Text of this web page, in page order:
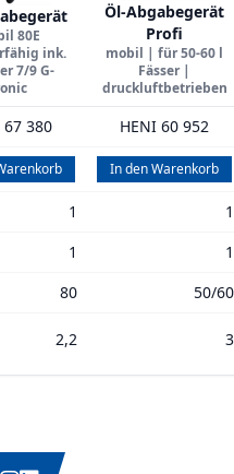
80E
ink.
7/9 G-
Öl-Abgabegerät
Profi
mobil | für 50-60 l
Fässer |
druckluftbetrieben
67 380 HENI 60 952
In den Warenkorb
1 1
1 1
80 50/60
2,2 3